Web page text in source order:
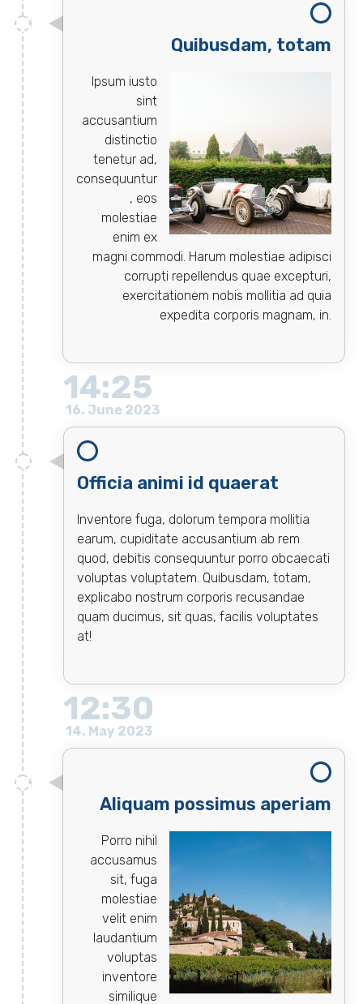
Quibusdam, totam
Ipsum iusto
sint
accusantium
distinctio
tenetur ad,
consequuntur
, eos
molestiae
enim ex
magni commodi. Harum molestiae adipisci
corrupti repellendus quae excepturi,
exercitationem nobis mollitia ad quia
expedita corporis magnam, in.
14:25
16. June 2023
Officia animi id quaerat
Inventore fuga, dolorum tempora mollitia
earum, cupiditate accusantium ab rem
quod, debitis consequuntur porro obcaecati
voluptas voluptatem. Quibusdam, totam,
explicabo nostrum corporis recusandae
quam ducimus, sit quas, facilis voluptates
at!
12:30
14. May 2023
Aliquam possimus aperiam
Porro nihil
accusamus
sit, fuga
molestiae
velit enim
laudantium
voluptas
inventore
similique